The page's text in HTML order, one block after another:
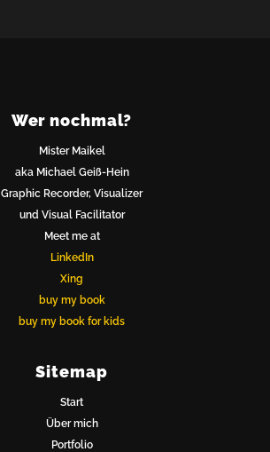
Wer nochmal?
Mister Maikel
aka Michael Geiß-Hein
Graphic Recorder, Visualizer
und Visual Facilitator
Meet me at
LinkedIn
Xing
buy my book
buy my book for kids
Sitemap
Start
Über mich
Portfolio